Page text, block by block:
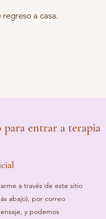
a casa.
para entrar a terapia
a través de este sitio
abajo), por correo
y podemos